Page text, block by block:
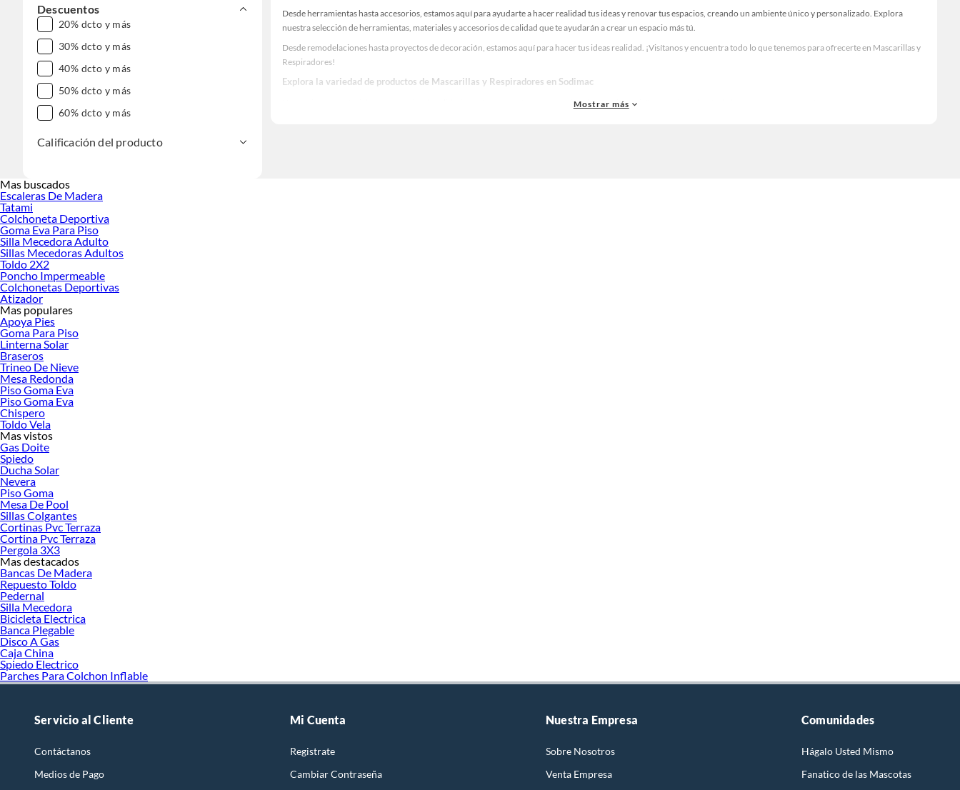
Descuentos
20% dcto y más
30% dcto y más
40% dcto y más
50% dcto y más
60% dcto y más
Calificación del producto
Desde herramientas hasta accesorios, estamos aquí para ayudarte a hacer realidad tus ideas y renovar tus espacios, creando un ambiente único y personalizado. Explora
nuestra selección de herramientas, materiales y accesorios de calidad que te ayudarán a crear un espacio más tú.
Desde remodelaciones hasta proyectos de decoración, estamos aquí para hacer tus ideas realidad. ¡Visítanos y encuentra todo lo que tenemos para ofrecerte en Mascarillas y
Respiradores!
Explora la variedad de productos de Mascarillas y Respiradores en Sodimac
Herramientas, materiales y accesorios de calidad para tus proyectos y renovación de espacios. ¡Visítanos y descubre todo lo que tenemos para ofrecerte!
Mostrar más
Mas buscados
Escaleras De Madera
Tatami
Colchoneta Deportiva
Goma Eva Para Piso
Silla Mecedora Adulto
Sillas Mecedoras Adultos
Toldo 2X2
Poncho Impermeable
Colchonetas Deportivas
Atizador
Mas populares
Apoya Pies
Goma Para Piso
Linterna Solar
Braseros
Trineo De Nieve
Mesa Redonda
Piso Goma Eva
Piso Goma Eva
Chispero
Toldo Vela
Mas vistos
Gas Doite
Spiedo
Ducha Solar
Nevera
Piso Goma
Mesa De Pool
Sillas Colgantes
Cortinas Pvc Terraza
Cortina Pvc Terraza
Pergola 3X3
Mas destacados
Bancas De Madera
Repuesto Toldo
Pedernal
Silla Mecedora
Bicicleta Electrica
Banca Plegable
Disco A Gas
Caja China
Spiedo Electrico
Parches Para Colchon Inflable
Servicio al Cliente
Contáctanos
Medios de Pago
Mi Cuenta
Registrate
Cambiar Contraseña
Nuestra Empresa
Sobre Nosotros
Venta Empresa
Comunidades
Hágalo Usted Mismo
Fanatico de las Mascotas